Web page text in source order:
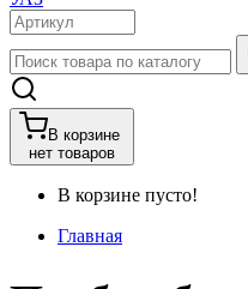
В корзине
нет товаров
В корзине пусто!
Главная